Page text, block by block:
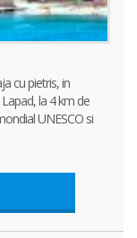
cu pietris, in
la 4 km de
UNESCO si